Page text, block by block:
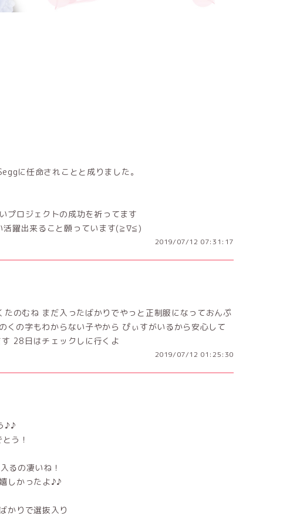
に任命されことと成りました。
プロジェクトの成功を祈ってます
活躍出来ること願っています(≧∇≦)
2019/07/12 07:31:17
のむね まだ入ったばかりでやっと正制服になっておんぷ
くの字もわからない子やから ぴぃすがいるから安心して
28日はチェックしに行くよ
2019/07/12 01:25:30
♪♪
う！
るの凄いね！
しかったよ♪♪
かりで選抜入り